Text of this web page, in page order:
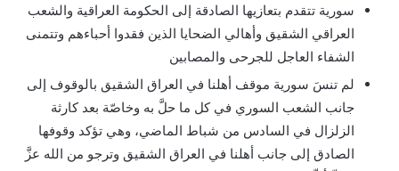
سورية تتقدم بتعازيها الصادقة إلى الحكومة العراقية والشعب
العراقي الشقيق وأهالي الضحايا الذين فقدوا أحباءهم وتتمنى
الشفاء العاجل للجرحى والمصابين
لم تنسَ سورية موقف أهلنا في العراق الشقيق بالوقوف إلى
جانب الشعب السوري في كل ما حلَّ به وخاصّة بعد كارثة
الزلزال في السادس من شباط الماضي، وهي تؤكد وقوفها
الصادق إلى جانب أهلنا في العراق الشقيق وترجو من الله عزَّ